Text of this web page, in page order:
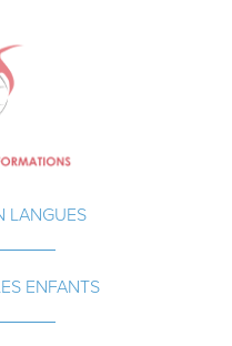
LANGUES
ENFANTS